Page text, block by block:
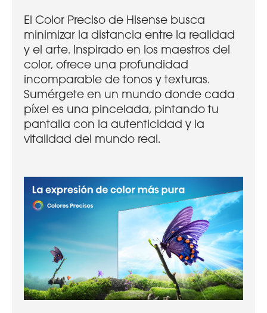
El Color Preciso de Hisense busca
minimizar la distancia entre la realidad
y el arte. Inspirado en los maestros del
color, ofrece una profundidad
incomparable de tonos y texturas.
Sumérgete en un mundo donde cada
píxel es una pincelada, pintando tu
pantalla con la autenticidad y la
vitalidad del mundo real.